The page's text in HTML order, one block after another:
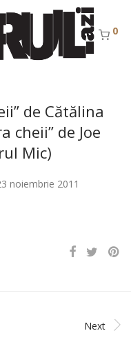
0
de Cătălina
cheii” de Joe
Mic)
noiembrie 2011
Next